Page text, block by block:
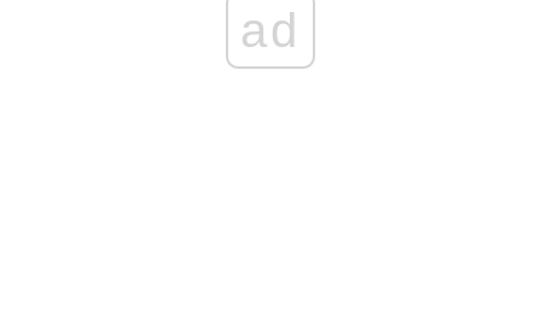
ad